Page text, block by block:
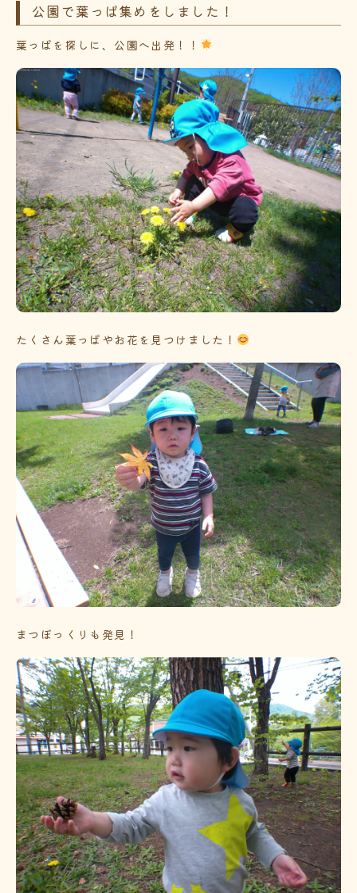
公園で葉っぱ集めをしました！
葉っぱを探しに、公園へ出発！！
たくさん葉っぱやお花を見つけました！
まつぼっくりも発見！